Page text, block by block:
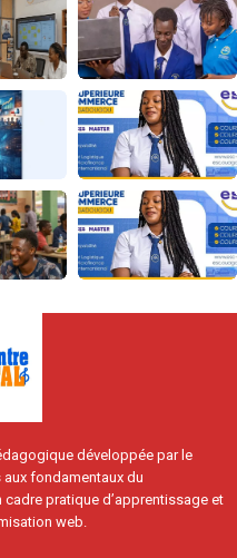
développée par le
fondamentaux du
cadre pratique d’apprentissage et
web.